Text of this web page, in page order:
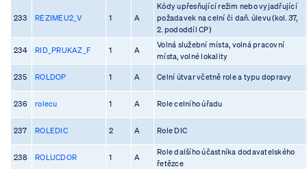
233 REZIMEU2_V 1 A
Kódy upřesňující režim nebo vyjadřující
požadavek na celní či daň. úlevu (kol. 37,
2. pododdíl CP)
234 RID_PRUKAZ_F 1 A
Volná služební místa, volná pracovní
místa, volné lokality
235 ROLDOP 1 A Celní útvar včetně role a typu dopravy
236 rolecu 1 A Role celního úřadu
237 ROLEDIC 2 A Role DIC
238 ROLUCDOR 1 A
Role dalšího účastníka dodavatelského
řetězce